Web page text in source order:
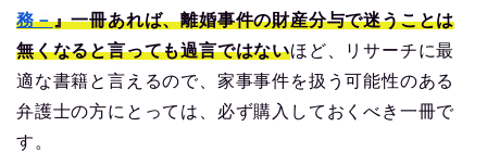
務－』一冊あれば、離婚事件の財産分与で迷うことは
無くなると言っても過言ではないほど、リサーチに最
適な書籍と言えるので、家事事件を扱う可能性のある
弁護士の方にとっては、必ず購入しておくべき一冊で
す。